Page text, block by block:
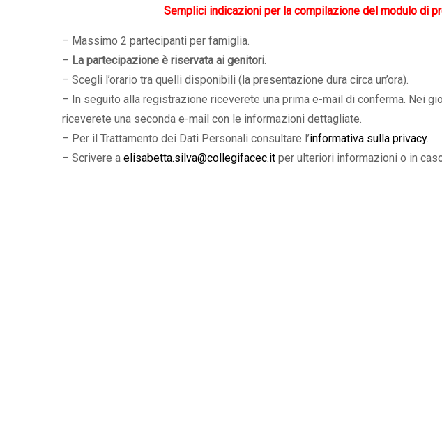
Semplici indicazioni per la compilazione del modulo di
– Massimo 2 partecipanti per famiglia.
– La partecipazione è riservata ai genitori.
– Scegli l’orario tra quelli disponibili (la presentazione dura circa un’ora).
– In seguito alla registrazione riceverete una prima e-mail di conferma. Nei
riceverete una seconda e-mail con le informazioni dettagliate.
– Per il Trattamento dei Dati Personali consultare l’informativa sulla privacy.
– Scrivere a elisabetta.silva@collegifacec.it per ulteriori informazioni o in